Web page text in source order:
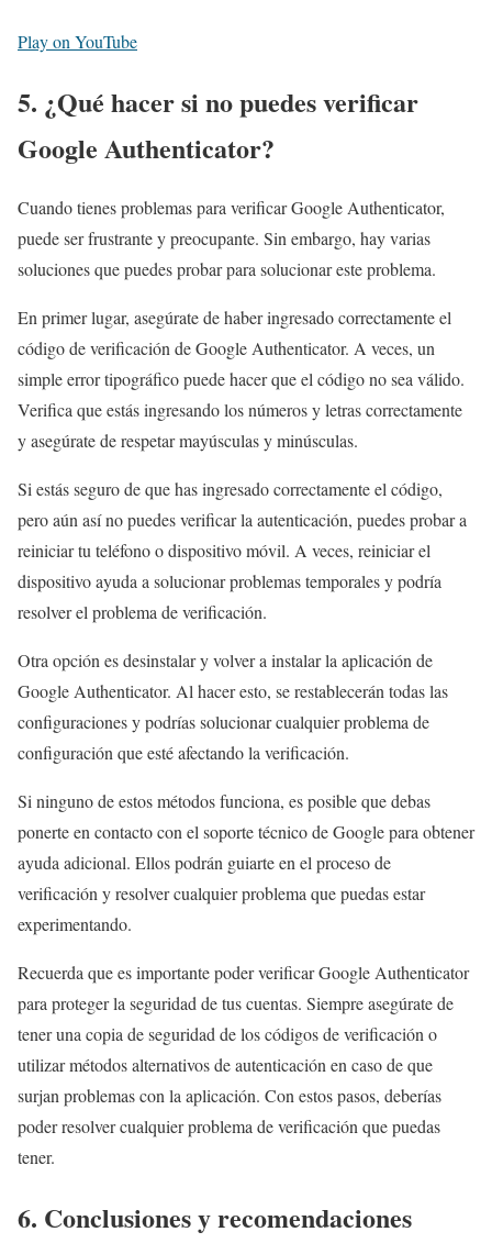
Play on YouTube
5. ¿Qué hacer si no puedes verificar
Google Authenticator?
Cuando tienes problemas para verificar Google Authenticator,
puede ser frustrante y preocupante. Sin embargo, hay varias
soluciones que puedes probar para solucionar este problema.
En primer lugar, asegúrate de haber ingresado correctamente el
código de verificación de Google Authenticator. A veces, un
simple error tipográfico puede hacer que el código no sea válido.
Verifica que estás ingresando los números y letras correctamente
y asegúrate de respetar mayúsculas y minúsculas.
Si estás seguro de que has ingresado correctamente el código,
pero aún así no puedes verificar la autenticación, puedes probar a
reiniciar tu teléfono o dispositivo móvil. A veces, reiniciar el
dispositivo ayuda a solucionar problemas temporales y podría
resolver el problema de verificación.
Otra opción es desinstalar y volver a instalar la aplicación de
Google Authenticator. Al hacer esto, se restablecerán todas las
configuraciones y podrías solucionar cualquier problema de
configuración que esté afectando la verificación.
Si ninguno de estos métodos funciona, es posible que debas
ponerte en contacto con el soporte técnico de Google para obtener
ayuda adicional. Ellos podrán guiarte en el proceso de
verificación y resolver cualquier problema que puedas estar
experimentando.
Recuerda que es importante poder verificar Google Authenticator
para proteger la seguridad de tus cuentas. Siempre asegúrate de
tener una copia de seguridad de los códigos de verificación o
utilizar métodos alternativos de autenticación en caso de que
surjan problemas con la aplicación. Con estos pasos, deberías
poder resolver cualquier problema de verificación que puedas
tener.
6. Conclusiones y recomendaciones